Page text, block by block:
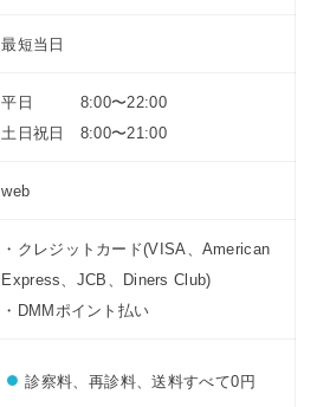
最短当日
平日 8:00〜22:00
土日祝日 8:00〜21:00
web
・クレジットカード(VISA、American
Express、JCB、Diners Club)
・DMMポイント払い
診察料、再診料、送料すべて0円